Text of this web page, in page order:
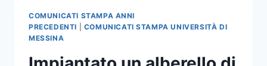
COMUNICATI STAMPA ANNI
PRECEDENTI
COMUNICATI STAMPA UNIVERSITÀ DI
MESSINA